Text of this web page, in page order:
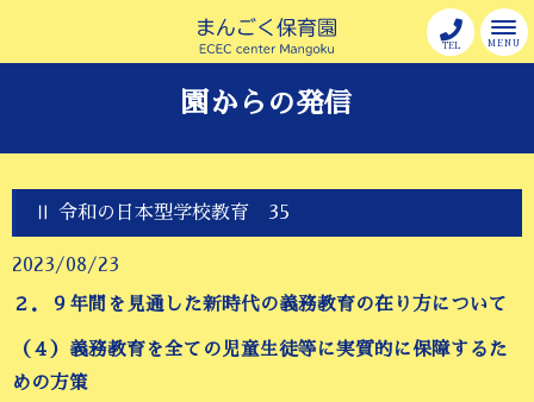
MENU
TEL
園からの発信
Ⅱ 令和の日本型学校教育 35
2023/08/23
２．９年間を見通した新時代の義務教育の在り方について
（４）義務教育を全ての児童生徒等に実質的に保障するた
めの方策